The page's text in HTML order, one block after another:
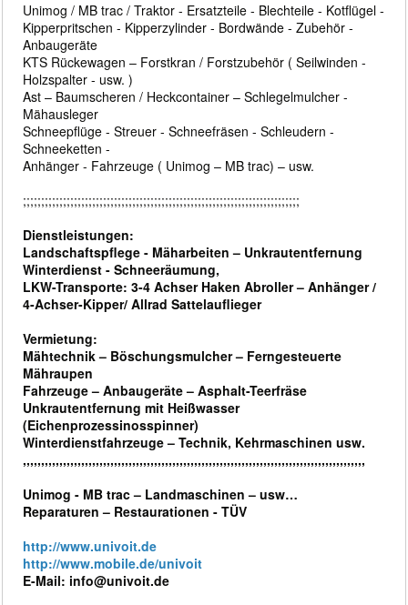
Unimog / MB trac / Traktor - Ersatzteile - Blechteile - Kotflügel -
Kipperpritschen - Kipperzylinder - Bordwände - Zubehör -
Anbaugeräte
KTS Rückewagen – Forstkran / Forstzubehör ( Seilwinden -
Holzspalter - usw. )
Ast – Baumscheren / Heckcontainer – Schlegelmulcher -
Mähausleger
Schneepflüge - Streuer - Schneefräsen - Schleudern -
Schneeketten -
Anhänger - Fahrzeuge ( Unimog – MB trac) – usw.
;;;;;;;;;;;;;;;;;;;;;;;;;;;;;;;;;;;;;;;;;;;;;;;;;;;;;;;;;;;;;;;;;;;;;;;;;;;;
Dienstleistungen:
Landschaftspflege - Mäharbeiten – Unkrautentfernung
Winterdienst - Schneeräumung,
LKW-Transporte: 3-4 Achser Haken Abroller – Anhänger /
4-Achser-Kipper/ Allrad Sattelauflieger
Vermietung:
Mähtechnik – Böschungsmulcher – Ferngesteuerte
Mähraupen
Fahrzeuge – Anbaugeräte – Asphalt-Teerfräse
Unkrautentfernung mit Heißwasser
(Eichenprozessinosspinner)
Winterdienstfahrzeuge – Technik, Kehrmaschinen usw.
,,,,,,,,,,,,,,,,,,,,,,,,,,,,,,,,,,,,,,,,,,,,,,,,,,,,,,,,,,,,,,,,,,,,,,,,,,,,,,,,,,,,,,,,,,,,,,
Unimog - MB trac – Landmaschinen – usw…
Reparaturen – Restaurationen - TÜV
http://www.univoit.de
http://www.mobile.de/univoit
E-Mail: info@univoit.de